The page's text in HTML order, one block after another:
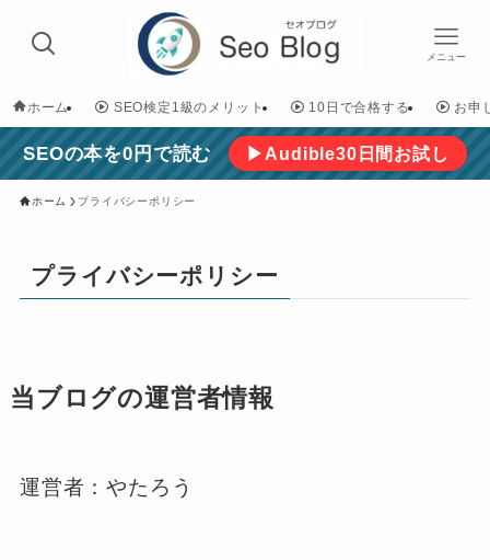
メニュー
ホーム SEO検定1級のメリット 10日で合格する お申
SEOの本を0円で読む ▶Audible30日間お試し
ホーム プライバシーポリシー
プライバシーポリシー
当ブログの運営者情報
運営者：やたろう